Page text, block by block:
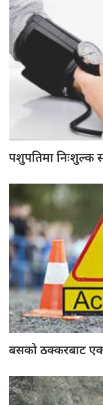
पशुपतिमा निःशुल्क
बसको ठक्करबाट